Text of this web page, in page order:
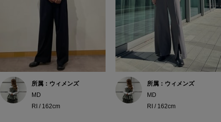
所属：ウィメンズ
MD
RI / 162cm
所属：ウィメンズ
MD
RI / 162cm